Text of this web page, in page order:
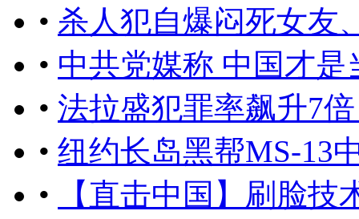
• 杀人犯自爆闷死女友
• 中共党媒称 中国才
• 法拉盛犯罪率飙升7
• 纽约长岛黑帮MS-13
•
【直击中国】刷脸